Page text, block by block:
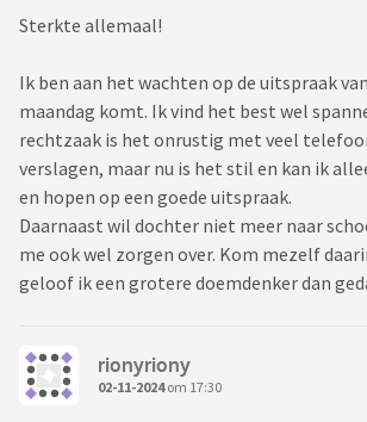
Sterkte allemaal!
Ik ben aan het wachten op de uitspraak
maandag komt. Ik vind het best wel
rechtzaak is het onrustig met veel
verslagen, maar nu is het stil en kan ik
en hopen op een goede uitspraak.
Daarnaast wil dochter niet meer naar
me ook wel zorgen over. Kom mezelf
geloof ik een grotere doemdenker dan
rionyriony
02-11-2024om 17:30